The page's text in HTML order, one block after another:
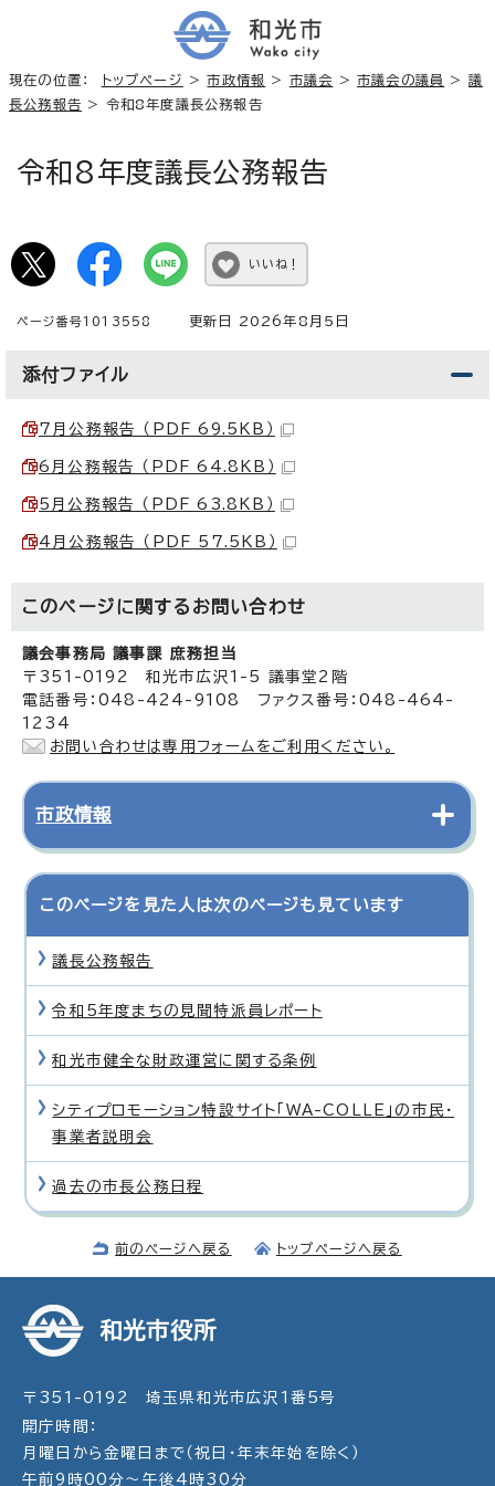
現在の位置： トップページ >市政情報 > 市議会 >市議会の議員 > 議
長公務報告 > 令和8年度議長公務報告
令和8年度議長公務報告
いいね！
ページ番号1013558 更新日 2026年8月5日
添付ファイル
7月公務報告 （PDF 69.5KB）
6月公務報告 （PDF 64.8KB）
5月公務報告 （PDF 63.8KB）
4月公務報告 （PDF 57.5KB）
このページに関する お問い合わせ
議会事務局 議事課 庶務担当
〒351-0192 和光市広沢1-5 議事堂2階
電話番号：048-424-9108 ファクス番号：048-464-
1234
お問い合わせは専用フォームをご利用ください。
市政情報
このページを見た人は次のページも見ています
議長公務報告
令和5年度まちの見聞特派員レポート
和光市健全な財政運営に関する条例
シティプロモーション特設サイト「WA-COLLE」の市民・
事業者説明会
過去の市長公務日程
前のページへ戻る トップページへ戻る
和光市役所
〒351-0192 埼玉県和光市広沢1番5号
開庁時間：
月曜日から金曜日まで（祝日・年末年始を除く）
午前9時00分～午後4時30分